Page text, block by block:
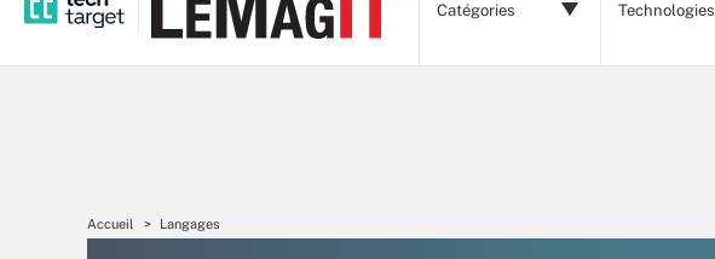
Catégories Technologies
Accueil Langages